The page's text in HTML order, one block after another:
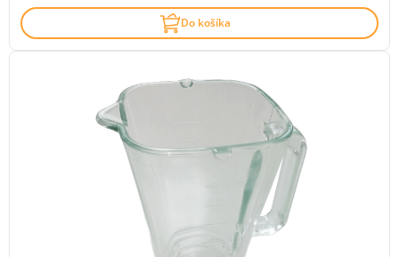
Do košíka